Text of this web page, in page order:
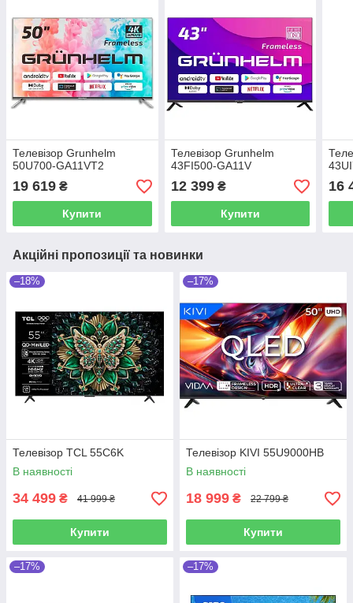
Телевізор Grunhelm
50U700-GA11VT2
19 619 ₴
Купити
Телевізор Grunhelm
43FI500-GA11V
12 399₴
Купити
16
Акційні пропозиції та новинки
–18%
Телевізор TCL 55C6K
В наявності
34 499 ₴ 41 999 ₴
Купити
–17%
Телевізор KIVI 55U9000HB
В наявності
18 999 ₴ 22 799 ₴
Купити
–17% –17%